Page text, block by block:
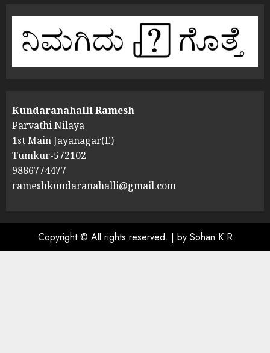
Kundaranahalli Ramesh
Parvathi Nilaya
1st Main Jayanagar(E)
Tumkur-572102
9886774477
rameshkundaranahalli@gmail.com
Copyright © All rights reserved. | by Sohan K R